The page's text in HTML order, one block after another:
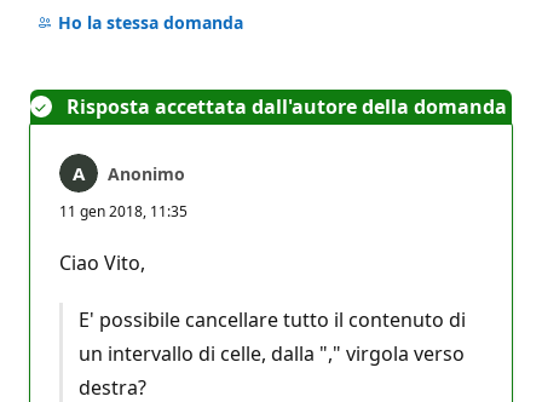
commento
Ho la stessa domanda
Risposta accettata dall'autore della domanda
Anonimo
11 gen 2018, 11:35
Ciao Vito,
E' possibile cancellare tutto il contenuto di
un intervallo di celle, dalla "," virgola verso
destra?